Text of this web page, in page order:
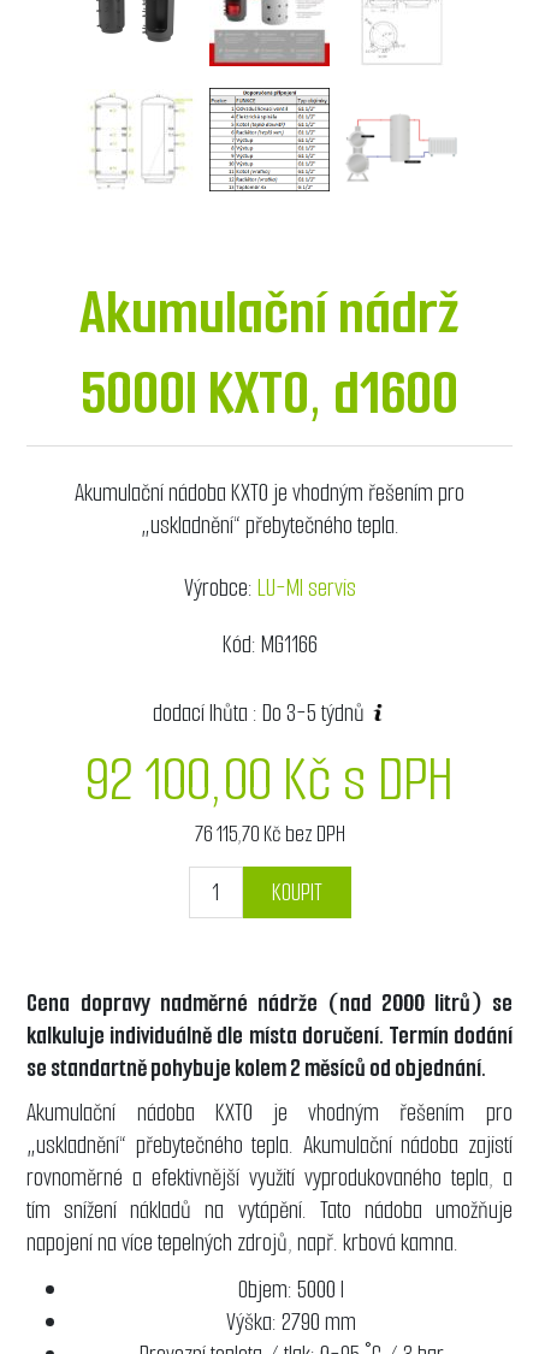
Akumulační nádrž
5000l KXT0, d1600
Akumulační nádoba KXT0 je vhodným řešením pro
„uskladnění“ přebytečného tepla.
Výrobce:LU-MI servis
Kód:MG1166
dodací lhůta :Do 3-5 týdnů
92 100,00 Kč s DPH
76 115,70 Kč bez DPH
KOUPIT
Cena dopravy nadměrné nádrže (nad 2000 litrů) se
kalkuluje individuálně dle místa doručení. Termín dodání
se standartně pohybuje kolem 2 měsíců od objednání.
Akumulační nádoba KXT0 je vhodným řešením pro
„uskladnění“ přebytečného tepla. Akumulační nádoba zajistí
rovnoměrné a efektivnější využití vyprodukovaného tepla, a
tím snížení nákladů na vytápění. Tato nádoba umožňuje
napojení na více tepelných zdrojů, např. krbová kamna.
Objem: 5000 l
Výška: 2790 mm